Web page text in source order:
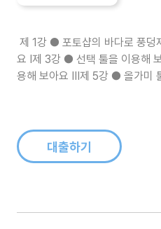
제 1강 ● 포토샵의 바다로 풍
요 I제 3강 ● 선택 툴을 이용해
용해 보아요 III제 5강 ● 올가미
9강 ● 그라디언트를 이용한 입
대출하기